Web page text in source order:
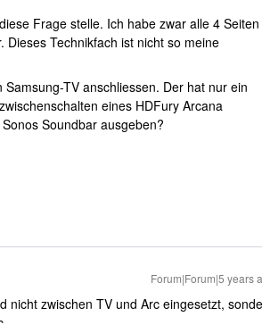
Frage stelle. Ich habe zwar alle 4 Seiten
Technikfach ist nicht so meine
TV anschliessen. Der hat nur ein
eines HDFury Arcana
Soundbar ausgeben?
Forum|Forum|5 years
nicht zwischen TV und Arc eingesetzt,